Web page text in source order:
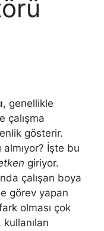
, genellikle
çalışma
gösterir.
almıyor? İşte bu
giriyor.
çalışan boya
görev yapan
olması çok